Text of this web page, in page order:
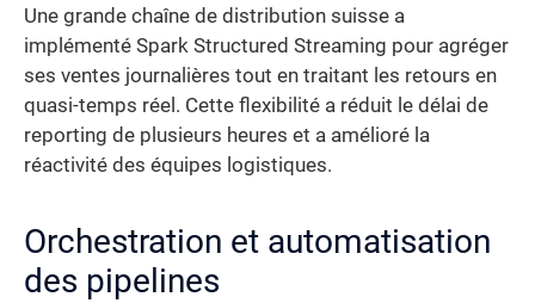
Une grande chaîne de distribution suisse a
implémenté Spark Structured Streaming pour agréger
ses ventes journalières tout en traitant les retours en
quasi-temps réel. Cette flexibilité a réduit le délai de
reporting de plusieurs heures et a amélioré la
réactivité des équipes logistiques.
Orchestration et automatisation
des pipelines